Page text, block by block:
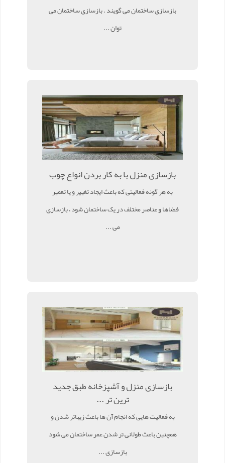
بازسازی ساختمان می گویند . بازسازی ساختمان می
توان ...
بازسازی منزل با به کار بردن انواع چوب
به هر گونه فعالیتی که باعث ایجاد تغییر و یا تعمیر
فضاها و عناصر مختلف در یک ساختمان شود ، بازسازی
می ...
بازسازی منزل و آشپزخانه طبق جدید
ترین تر ...
به فعالیت هایی که انجام آن ها باعث زیباتر شدن و
همچنین باعث طولانی تر شدن عمر ساختمان می شود
بازسازی ...